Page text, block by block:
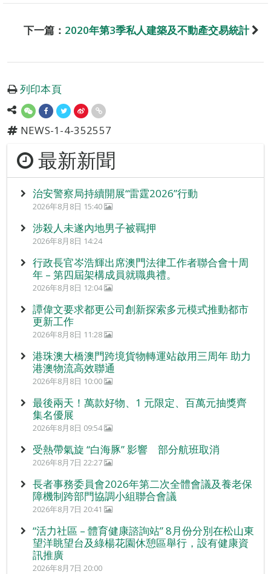
下一篇： 2020年第3季私人建築及不動產交易統計
列印本頁
NEWS-1-4-352557
最新新聞
治安警察局持續開展“雷霆2026”行動
2026年8月8日 15:40
涉殺人未遂內地男子被羈押
2026年8月8日 14:24
行政長官岑浩輝出席澳門法律工作者聯合會十周
年 – 第四屆架構成員就職典禮。
2026年8月8日 12:04
譚偉文要求都更公司創新探索多元模式推動都市
更新工作
2026年8月8日 11:28
港珠澳大橋澳門跨境貨物轉運站啟用三周年 助力
港澳物流高效聯通
2026年8月8日 10:00
最後兩天！萬款好物、1 元限定、百萬元抽獎齊
集名優展
2026年8月8日 09:54
受熱帶氣旋 “白海豚” 影響 部分航班取消
2026年8月7日 22:27
長者事務委員會2026年第二次全體會議及養老保
障機制跨部門協調小組聯合會議
2026年8月7日 20:41
“活力社區 – 體育健康諮詢站” 8月份分別在松山東
望洋眺望台及綠楊花園休憩區舉行，設有健康資
訊推廣
2026年8月7日 20:00